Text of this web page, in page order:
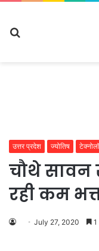
उत्तर प्रदेश ज्योतिष
चौथे सावन
रही कम
July 27, 2020 1